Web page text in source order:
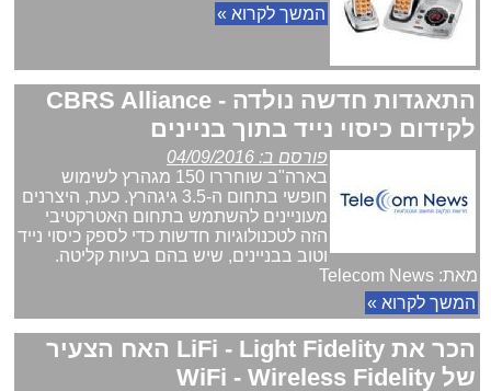
המשך לקרוא »
התאגדות חדשה נולדה - CBRS Alliance
לקידום כיסוי נייד בתוך בניינים
פורסם ב: 04/09/2016
בארה"ב שוחררו 150 מגהרץ לשימוש
חופשי בתחום ה-3.5 גיגהרץ. כעת, היצרנים
מעוניינים להשתמש בתחום האטרקטיבי
הזה לטכנולוגיות חדשות כדי לספק כיסוי נייד
וטוב בבניינים, שיש בהם בעיות קליטה.
מאת: Telecom News
המשך לקרוא »
הכר את LiFi - Light Fidelity האח הצעיר
של WiFi - Wireless Fidelity